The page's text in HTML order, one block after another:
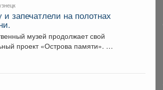
запечатлели на полотнах
продолжает свой
проект «Острова памяти». На